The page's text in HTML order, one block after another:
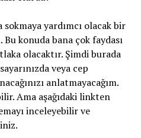
sokmaya yardımcı olacak bir
konuda bana çok faydası
olacaktır. Şimdi burada
veya cep
anlatmayacağım.
Ama aşağıdaki linkten
inceleyebilir ve